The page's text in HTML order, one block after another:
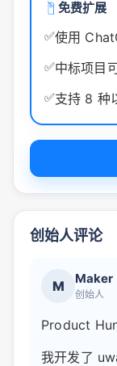
免费扩展
✅使用
✅中标项目
✅支持 8 种
创始人评论
M Maker
创始人
Product
我开发了